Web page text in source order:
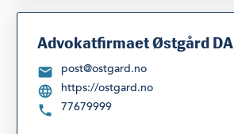
Advokatfirmaet Østgård DA
post@ostgard.no
https://ostgard.no
77679999